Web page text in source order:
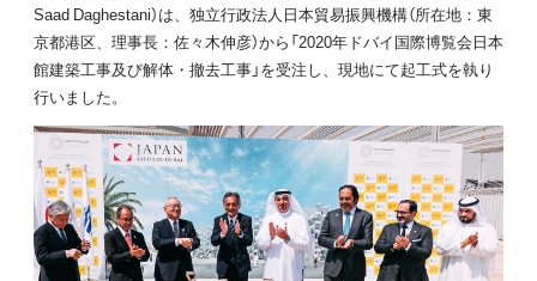
Saad Daghestani）は、独立行政法人日本貿易振興機構（所在地：東
京都港区、理事長：佐々木伸彦）から「2020年ドバイ国際博覧会日本
館建築工事及び解体・撤去工事」を受注し、現地にて起工式を執り
行いました。